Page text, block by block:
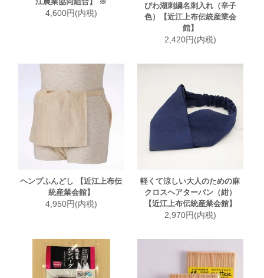
4,600円(内税)
びわ湖刺繍名刺入れ（辛子
色）【近江上布伝統産業会
館】
2,420円(内税)
ヘンプふんどし 【近江上布伝
統産業会館】
4,950円(内税)
軽くて涼しい大人のための麻
クロスヘアターバン（紺）
【近江上布伝統産業会館】
2,970円(内税)